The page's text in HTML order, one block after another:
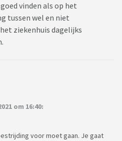
vinden als op het
tussen wel en niet
ziekenhuis dagelijks
om 16:40:
voor moet gaan. Je gaat